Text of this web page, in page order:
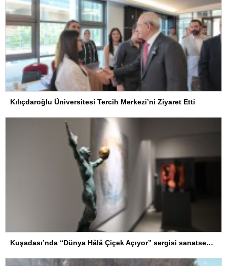
Kılıçdaroğlu Üniversitesi Tercih Merkezi’ni Ziyaret Etti
Kuşadası’nda “Dünya Hâlâ Çiçek Açıyor” sergisi sanatseverlerle buluşuyor